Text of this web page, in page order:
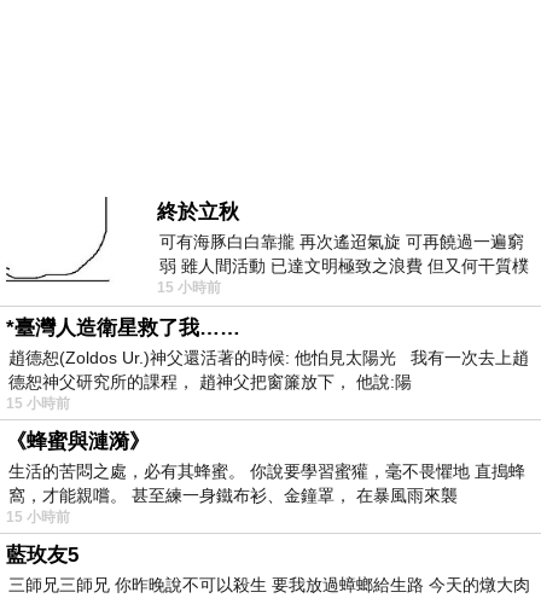
終於立秋
可有海豚白白靠攏 再次遙迢氣旋 可再饒過一遍窮
弱 雖人間活動 已達文明極致之浪費 但又何干質樸
者 只能白白陪葬
15 小時前
*臺灣人造衛星救了我……
趙德恕(Zoldos Ur.)神父還活著的時候: 他怕見太陽光 我有一次去上趙
德恕神父研究所的課程， 趙神父把窗簾放下， 他說:陽
15 小時前
《蜂蜜與漣漪》
生活的苦悶之處，必有其蜂蜜。 你說要學習蜜獾，毫不畏懼地 直搗蜂
窩，才能親嚐。 甚至練一身鐵布衫、金鐘罩， 在暴風雨來襲
15 小時前
藍玫友5
三師兄三師兄 你昨晚說不可以殺生 要我放過蟑螂給生路 今天的燉大肉